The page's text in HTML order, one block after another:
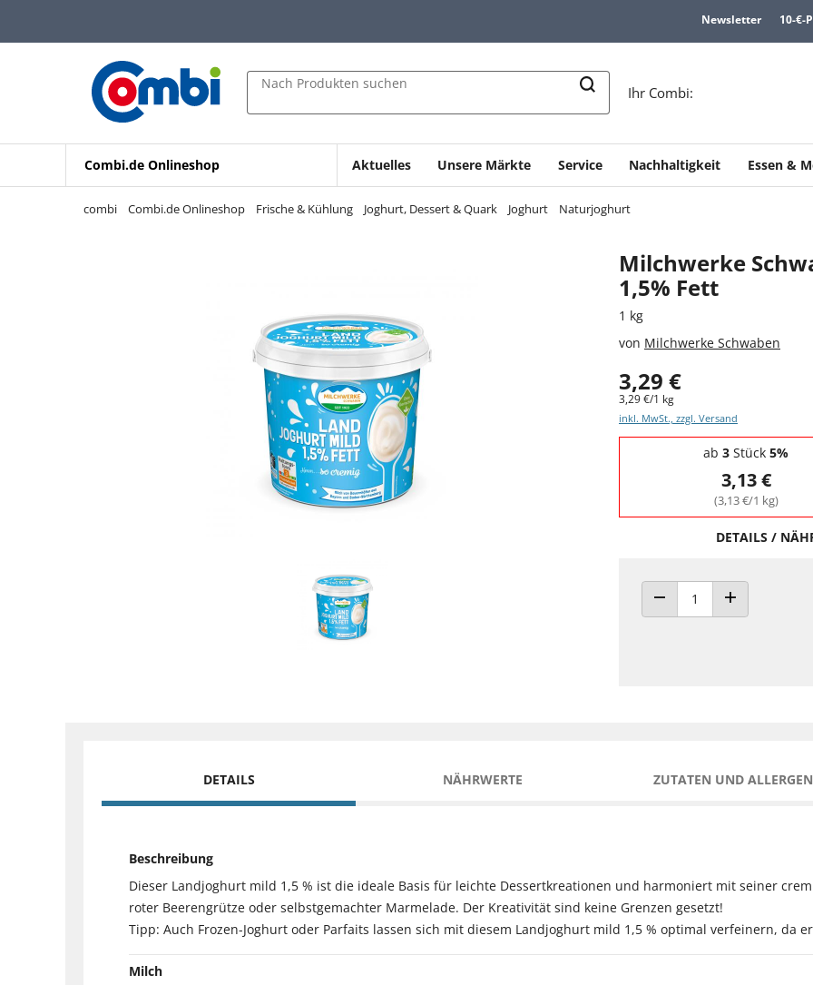
Zur Navigation springen
Zur Suche springen
Newsletter 10-€-
Nach Produkten suchen
Ihr Combi:
Combi.de Onlineshop Aktuelles Unsere Märkte Service Nachhaltigkeit Essen &
combi Combi.de Onlineshop Frische & Kühlung Joghurt, Dessert & Quark Joghurt Naturjoghurt
Milchwerke
1,5% Fett
1 kg
von Milchwerke Schwaben
3,29 €
3,29 €/1 kg
inkl. MwSt., zzgl. Versand
Staffelpreise - Mengenrabatt
ab 3 Stück 5%
3,13 €
(3,13 €/1 kg)
DETAILS /
ANZAHL VERRINGERN
ANZAHL
DETAILS NÄHRWERTE ZUTATEN UND
Beschreibung
Dieser Landjoghurt mild 1,5 % ist die ideale Basis für leichte Dessertkreationen und harmoniert mit seiner
roter Beerengrütze oder selbstgemachter Marmelade. Der Kreativität sind keine Grenzen gesetzt!
Tipp: Auch Frozen-Joghurt oder Parfaits lassen sich mit diesem Landjoghurt mild 1,5 % optimal verfeinern, da
Milch